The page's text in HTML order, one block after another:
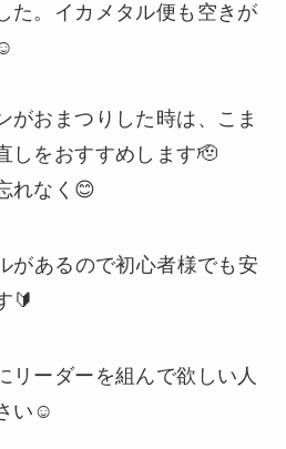
た。イカメタル便も空きが
がおまつりした時は、こま
しをおすすめします🫡
れなく😊
があるので初心者様でも安
🔰
リーダーを組んで欲しい人
い☺️